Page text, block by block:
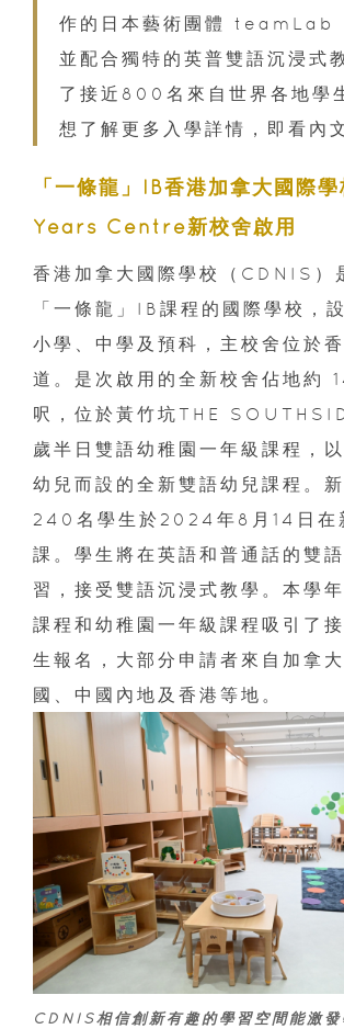
作的日本藝術團體 teamLab
並配合獨特的英普雙語沉浸式
了接近800名來自世界各地學
想了解更多入學詳情，即看內
「一條龍」IB香港加拿大國際
Years Centre新校舍啟用
香港加拿大國際學校（CDNIS）
「一條龍」IB課程的國際學校，
小學、中學及預科，主校舍位於
道。是次啟用的全新校舍佔地約
呎，位於黃竹坑THE
歲半日雙語幼稚園一年級課程，
幼兒而設的全新雙語幼兒課程。
240名學生於2024年8月14日在
課。學生將在英語和普通話的雙
習，接受雙語沉浸式教學。本學
課程和幼稚園一年級課程吸引了
生報名，大部分申請者來自加拿
國、中國內地及香港等地。
CDNIS相信創新有趣的學習空間能激